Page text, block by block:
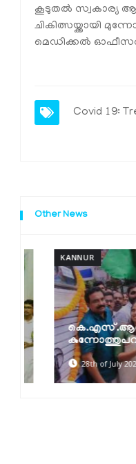
കൂടുതല്‍ സ്വകാര്യ
ചികിത്സയ്ക്കായി
മെഡിക്കല്‍ ഓഫീസര്‍
Covid 19:
Other News
KANNUR
28th of July 2026